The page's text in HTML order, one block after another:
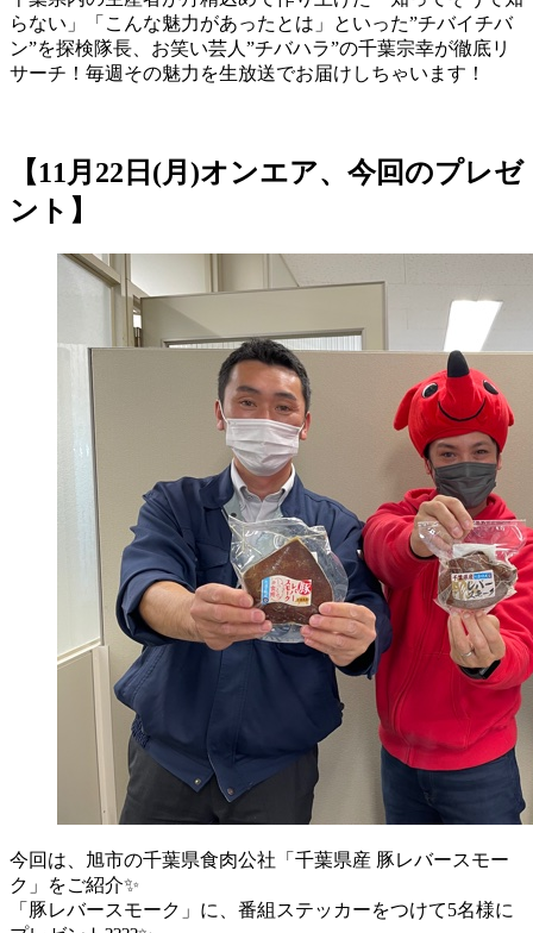
らない」「こんな魅力があったとは」といった”チバイチバ
ン”を探検隊長、お笑い芸人”チバハラ”の千葉宗幸が徹底リ
サーチ！毎週その魅力を生放送でお届けしちゃいます！
【11月22日(月)オンエア、今回のプレゼ
ント】
今回は、旭市の千葉県食肉公社「千葉県産 豚レバースモー
ク」をご紹介✨
「豚レバースモーク」に、番組ステッカーをつけて5名様に